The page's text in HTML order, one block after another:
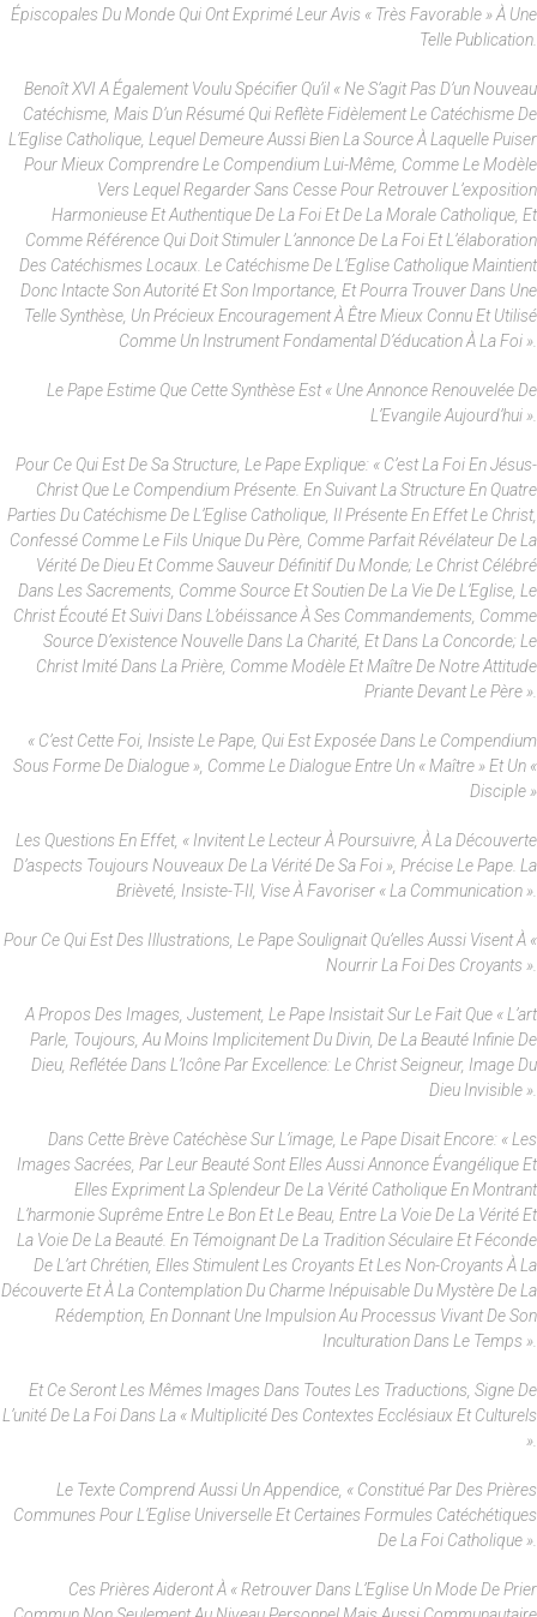
Épiscopales Du Monde Qui Ont Exprimé Leur Avis « Très Favorable » À Une
Telle Publication.
Benoît XVI A Également Voulu Spécifier Qu’il « Ne S’agit Pas D’un Nouveau
Catéchisme, Mais D’un Résumé Qui Reflète Fidèlement Le Catéchisme De
L’Eglise Catholique, Lequel Demeure Aussi Bien La Source À Laquelle Puiser
Pour Mieux Comprendre Le Compendium Lui-Même, Comme Le Modèle
Vers Lequel Regarder Sans Cesse Pour Retrouver L’exposition
Harmonieuse Et Authentique De La Foi Et De La Morale Catholique, Et
Comme Référence Qui Doit Stimuler L’annonce De La Foi Et L’élaboration
Des Catéchismes Locaux. Le Catéchisme De L’Eglise Catholique Maintient
Donc Intacte Son Autorité Et Son Importance, Et Pourra Trouver Dans Une
Telle Synthèse, Un Précieux Encouragement À Être Mieux Connu Et Utilisé
Comme Un Instrument Fondamental D’éducation À La Foi ».
Le Pape Estime Que Cette Synthèse Est « Une Annonce Renouvelée De
L’Evangile Aujourd’hui ».
Pour Ce Qui Est De Sa Structure, Le Pape Explique: « C’est La Foi En Jésus-
Christ Que Le Compendium Présente. En Suivant La Structure En Quatre
Parties Du Catéchisme De L’Eglise Catholique, Il Présente En Effet Le Christ,
Confessé Comme Le Fils Unique Du Père, Comme Parfait Révélateur De La
Vérité De Dieu Et Comme Sauveur Définitif Du Monde; Le Christ Célébré
Dans Les Sacrements, Comme Source Et Soutien De La Vie De L’Eglise, Le
Christ Écouté Et Suivi Dans L’obéissance À Ses Commandements, Comme
Source D’existence Nouvelle Dans La Charité, Et Dans La Concorde; Le
Christ Imité Dans La Prière, Comme Modèle Et Maître De Notre Attitude
Priante Devant Le Père ».
« C’est Cette Foi, Insiste Le Pape, Qui Est Exposée Dans Le Compendium
Sous Forme De Dialogue », Comme Le Dialogue Entre Un « Maître » Et Un «
Disciple »
Les Questions En Effet, « Invitent Le Lecteur À Poursuivre, À La Découverte
D’aspects Toujours Nouveaux De La Vérité De Sa Foi », Précise Le Pape. La
Brièveté, Insiste-T-Il, Vise À Favoriser « La Communication ».
Pour Ce Qui Est Des Illustrations, Le Pape Soulignait Qu’elles Aussi Visent À «
Nourrir La Foi Des Croyants ».
A Propos Des Images, Justement, Le Pape Insistait Sur Le Fait Que « L’art
Parle, Toujours, Au Moins Implicitement Du Divin, De La Beauté Infinie De
Dieu, Reflétée Dans L’Icône Par Excellence: Le Christ Seigneur, Image Du
Dieu Invisible ».
Dans Cette Brève Catéchèse Sur L’image, Le Pape Disait Encore: « Les
Images Sacrées, Par Leur Beauté Sont Elles Aussi Annonce Évangélique Et
Elles Expriment La Splendeur De La Vérité Catholique En Montrant
L’harmonie Suprême Entre Le Bon Et Le Beau, Entre La Voie De La Vérité Et
La Voie De La Beauté. En Témoignant De La Tradition Séculaire Et Féconde
De L’art Chrétien, Elles Stimulent Les Croyants Et Les Non-Croyants À La
Découverte Et À La Contemplation Du Charme Inépuisable Du Mystère De La
Rédemption, En Donnant Une Impulsion Au Processus Vivant De Son
Inculturation Dans Le Temps ».
Et Ce Seront Les Mêmes Images Dans Toutes Les Traductions, Signe De
L’unité De La Foi Dans La « Multiplicité Des Contextes Ecclésiaux Et Culturels
».
Le Texte Comprend Aussi Un Appendice, « Constitué Par Des Prières
Communes Pour L’Eglise Universelle Et Certaines Formules Catéchétiques
De La Foi Catholique ».
Ces Prières Aideront À « Retrouver Dans L’Eglise Un Mode De Prier